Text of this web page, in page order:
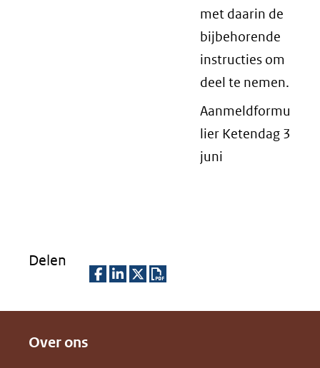
met daarin de
bijbehorende
instructies om
deel te nemen.
Aanmeldformu
lier Ketendag 3
juni
Delen
Over ons